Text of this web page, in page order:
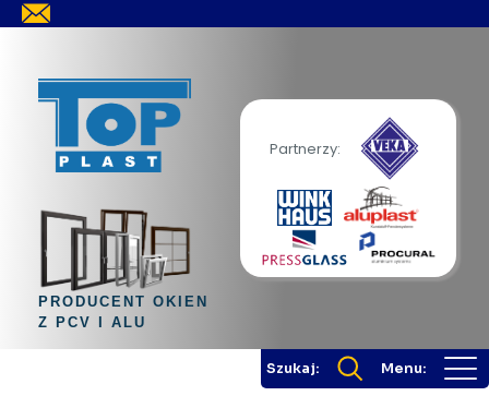
PRODUCENT OKIEN
Z PCV I ALU
Partnerzy:
Szukaj: Menu: